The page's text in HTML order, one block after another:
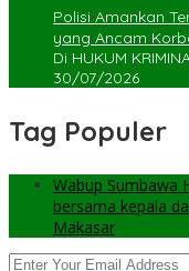
Polisi Amankan
yang Ancam
Di HUKUM
30/07/2026
Tag Populer
Wabup Sumbawa
bersama kepala
Makasar